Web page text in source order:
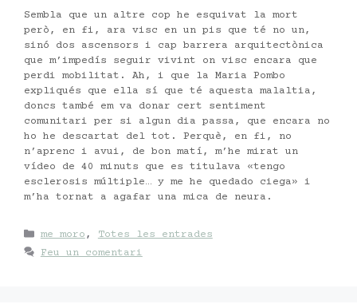
Sembla que un altre cop he esquivat la mort
però, en fi, ara visc en un pis que té no un,
sinó dos ascensors i cap barrera arquitectònica
que m’impedís seguir vivint on visc encara que
perdi mobilitat. Ah, i que la Maria Pombo
expliqués que ella sí que té aquesta malaltia,
doncs també em va donar cert sentiment
comunitari per si algun dia passa, que encara no
ho he descartat del tot. Perquè, en fi, no
n’aprenc i avui, de bon matí, m’he mirat un
vídeo de 40 minuts que es titulava «tengo
esclerosis múltiple… y me he quedado ciega» i
m’ha tornat a agafar una mica de neura.
Categories
me moro , Totes les entrades
Feu un comentari